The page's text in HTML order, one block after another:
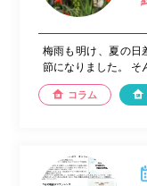
梅雨も明け、夏の日
節になりました。 そ
コラム